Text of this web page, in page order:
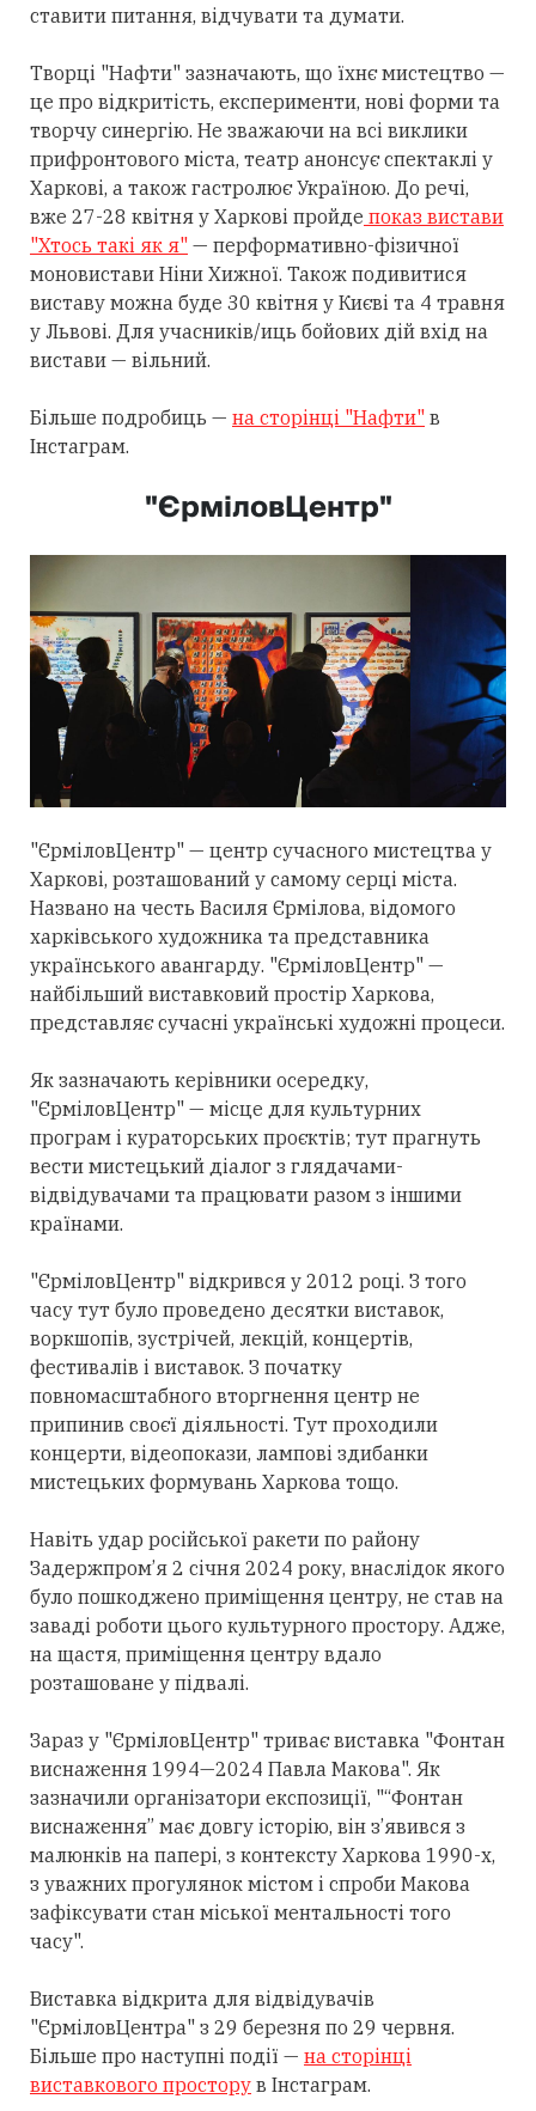
ставити питання, відчувати та думати.
Творці "Нафти" зазначають, що їхнє мистецтво —
це про відкритість, експерименти, нові форми та
творчу синергію. Не зважаючи на всі виклики
прифронтового міста, театр анонсує спектаклі у
Харкові, а також гастролює Україною. До речі,
вже 27-28 квітня у Харкові пройде показ вистави
"Хтось такі як я" — перформативно-фізичної
моновистави Ніни Хижної. Також подивитися
виставу можна буде 30 квітня у Києві та 4 травня
у Львові. Для учасників/иць бойових дій вхід на
вистави — вільний.
Більше подробиць — на сторінці "Нафти" в
Інстаграм.
"ЄрміловЦентр"
"ЄрміловЦентр" — центр сучасного мистецтва у
Харкові, розташований у самому серці міста.
Названо на честь Василя Єрмілова, відомого
харківського художника та представника
українського авангарду. "ЄрміловЦентр" —
найбільший виставковий простір Харкова,
представляє сучасні українські художні процеси.
Як зазначають керівники осередку,
"ЄрміловЦентр" — місце для культурних
програм і кураторських проєктів; тут прагнуть
вести мистецький діалог з глядачами-
відвідувачами та працювати разом з іншими
країнами.
"ЄрміловЦентр" відкрився у 2012 році. З того
часу тут було проведено десятки виставок,
воркшопів, зустрічей, лекцій, концертів,
фестивалів і виставок. З початку
повномасштабного вторгнення центр не
припинив своєї діяльності. Тут проходили
концерти, відеопокази, лампові здибанки
мистецьких формувань Харкова тощо.
Навіть удар російської ракети по району
Задержпром’я 2 січня 2024 року, внаслідок якого
було пошкоджено приміщення центру, не став на
заваді роботи цього культурного простору. Адже,
на щастя, приміщення центру вдало
розташоване у підвалі.
Зараз у "ЄрміловЦентр" триває виставка "Фонтан
виснаження 1994—2024 Павла Макова". Як
зазначили організатори експозиції, "“Фонтан
виснаження” має довгу історію, він з’явився з
малюнків на папері, з контексту Харкова 1990-х,
з уважних прогулянок містом і спроби Макова
зафіксувати стан міської ментальності того
часу".
Виставка відкрита для відвідувачів
"ЄрміловЦентра" з 29 березня по 29 червня.
Більше про наступні події — на сторінці
виставкового простору в Інстаграм.